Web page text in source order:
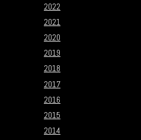
2022
2021
2020
2019
2018
2017
2016
2015
2014